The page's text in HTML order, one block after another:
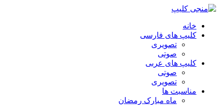
خانه
کلیپ های فارسی
تصویری
صوتی
کلیپ های عربی
صوتی
تصویری
مناسبت ها
ماه مبارک رمضان